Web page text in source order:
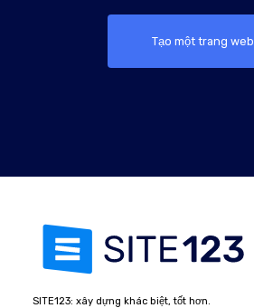
Tạo một trang web
SITE123: xây dựng khác biệt, tốt hơn.